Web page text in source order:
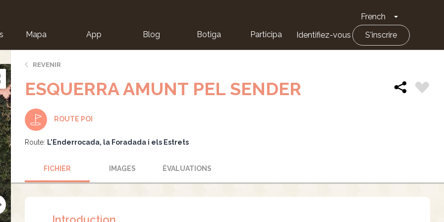
French Toggle
Mapa App Blog Botiga Participa Identifiez-vous S'inscrire
REVENIR
ESQUERRA AMUNT PEL SENDER
ROUTE POI
Route: L'Enderrocada, la Foradada i els Estrets
FICHIER IMAGES ÉVALUATIONS